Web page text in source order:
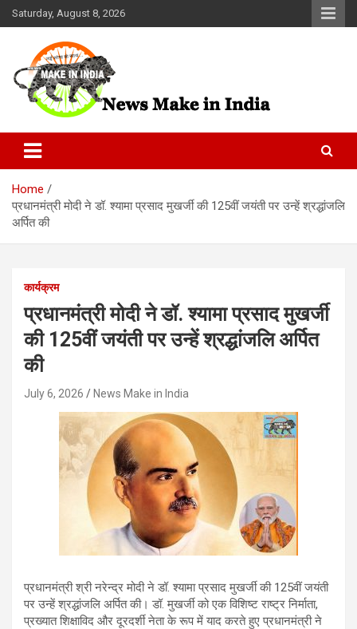
Skip
to
Saturday, August 8, 2026
News Make In india
Home
प्रधानमंत्री मोदी ने डॉ. श्यामा प्रसाद मुखर्जी की 125वीं जयंती पर उन्हें श्रद्धांजलि
अर्पित की
कार्यक्रम
प्रधानमंत्री मोदी ने डॉ. श्यामा प्रसाद मुखर्जी
की 125वीं जयंती पर उन्हें श्रद्धांजलि अर्पित
की
July 6, 2026 News Make in India
प्रधानमंत्री श्री नरेन्द्र मोदी ने डॉ. श्यामा प्रसाद मुखर्जी की 125वीं जयंती
पर उन्हें श्रद्धांजलि अर्पित की। डॉ. मुखर्जी को एक विशिष्ट राष्ट्र निर्माता,
प्रख्यात शिक्षाविद और दूरदर्शी नेता के रूप में याद करते हुए प्रधानमंत्री ने